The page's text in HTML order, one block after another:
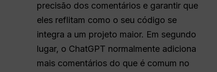
precisão dos comentários e garantir que
eles reflitam como o seu código se
integra a um projeto maior. Em segundo
lugar, o ChatGPT normalmente adiciona
mais comentários do que é comum no